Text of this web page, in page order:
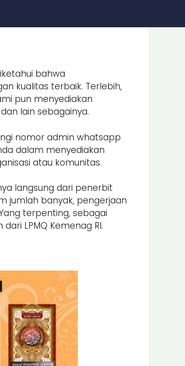
bahwa
kualitas terbaik. Terlebih,
pun menyediakan
lain sebagainya.
nomor admin whatsapp
dalam menyediakan
atau komunitas.
langsung dari penerbit
jumlah banyak, pengerjaan
terpenting, sebagai
LPMQ Kemenag RI.